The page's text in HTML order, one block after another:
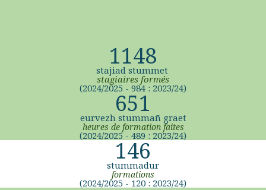
1148
stajiad stummet
stagiaires formés
(2024/2025 - 984 : 2023/24)
651
eurvezh stummañ graet
heures de formation faites
(2024/2025 - 489 : 2023/24)
146
stummadur
formations
(2024/2025 - 120 : 2023/24)